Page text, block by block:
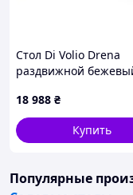
Стол Di Volio Drena
раздвижной
shopping-
18 988 ₴
Купить
Популярные